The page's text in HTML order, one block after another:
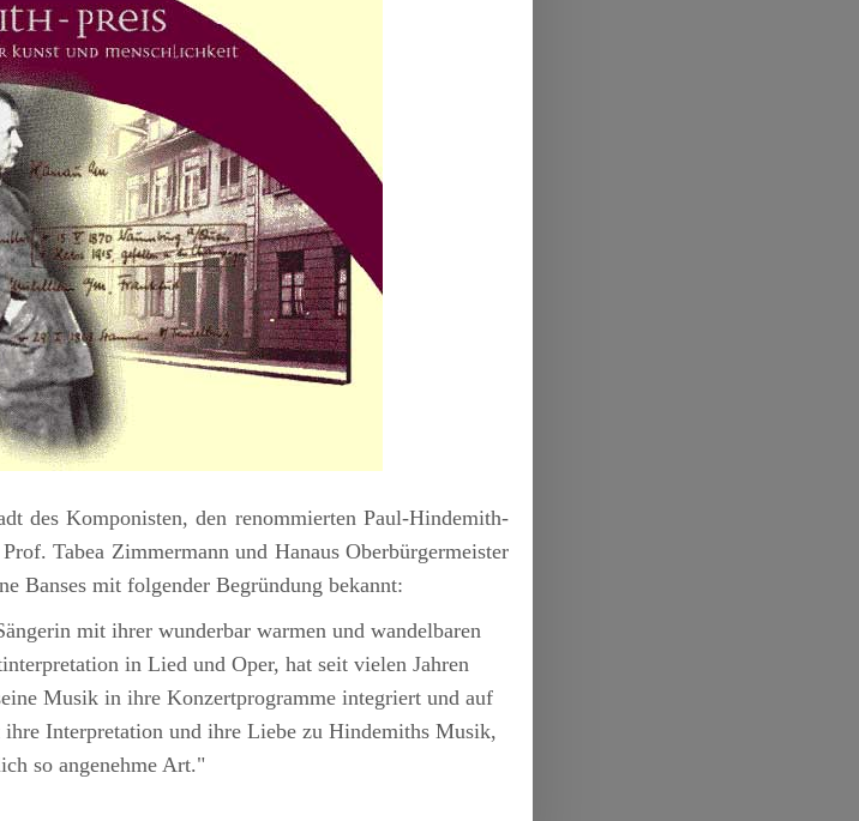
des Komponisten, den renommierten Paul-Hindemith-
Tabea Zimmermann und Hanaus Oberbürgermeister
Banses mit folgender Begründung bekannt:
mit ihrer wunderbar warmen und wandelbaren
in Lied und Oper, hat seit vielen Jahren
Musik in ihre Konzertprogramme integriert und auf
ihre Interpretation und ihre Liebe zu Hindemiths Musik,
so angenehme Art."